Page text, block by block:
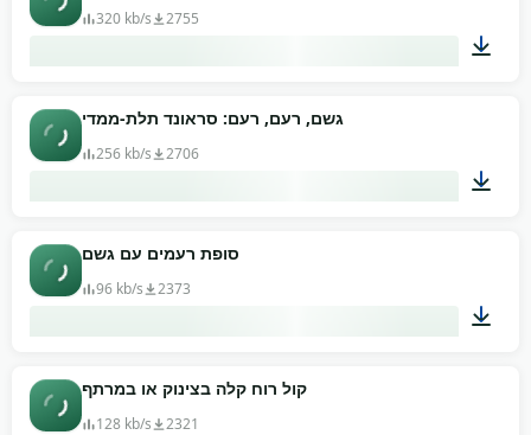
320 kb/s 2755
גשם, רעם, רעם: סראונד תלת-ממדי
256 kb/s 2706
סופת רעמים עם גשם
96 kb/s 2373
קול רוח קלה בצינוק או במרתף
128 kb/s 2321